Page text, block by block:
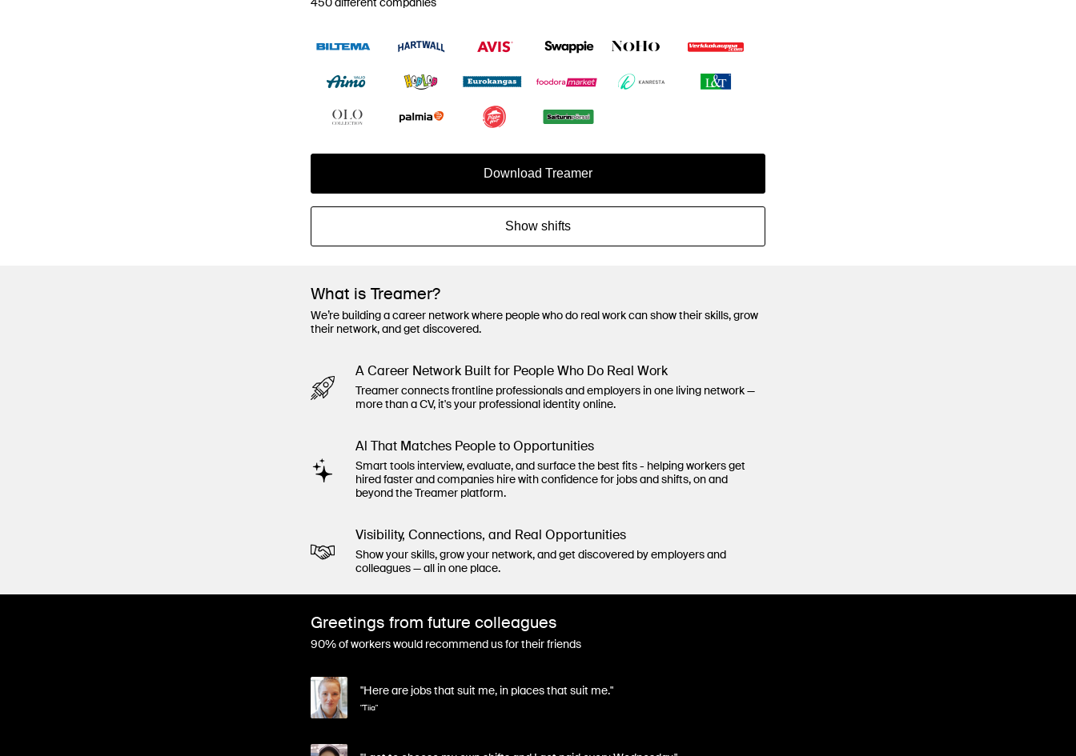
Download Treamer
Show shifts
What is Treamer?
We’re building a career network where people who do real work can show their skills, grow
their network, and get discovered.
A Career Network Built for People Who Do Real Work
Treamer connects frontline professionals and employers in one living network —
more than a CV, it's your professional identity online.
Al That Matches People to Opportunities
Smart tools interview, evaluate, and surface the best fits - helping workers get
hired faster and companies hire with confidence for jobs and shifts, on and
beyond the Treamer platform.
Visibility, Connections, and Real Opportunities
Show your skills, grow your network, and get discovered by employers and
colleagues — all in one place.
Greetings from future colleagues
90% of workers would recommend us for their friends
"Here are jobs that suit me, in places that suit me."
"Tiia"